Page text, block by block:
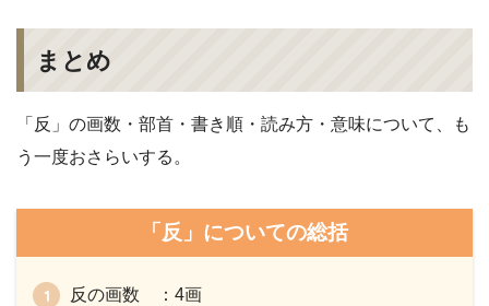
まとめ
「反」の画数・部首・書き順・読み方・意味について、も
う一度おさらいする。
「反」についての総括
反の画数 ：4画